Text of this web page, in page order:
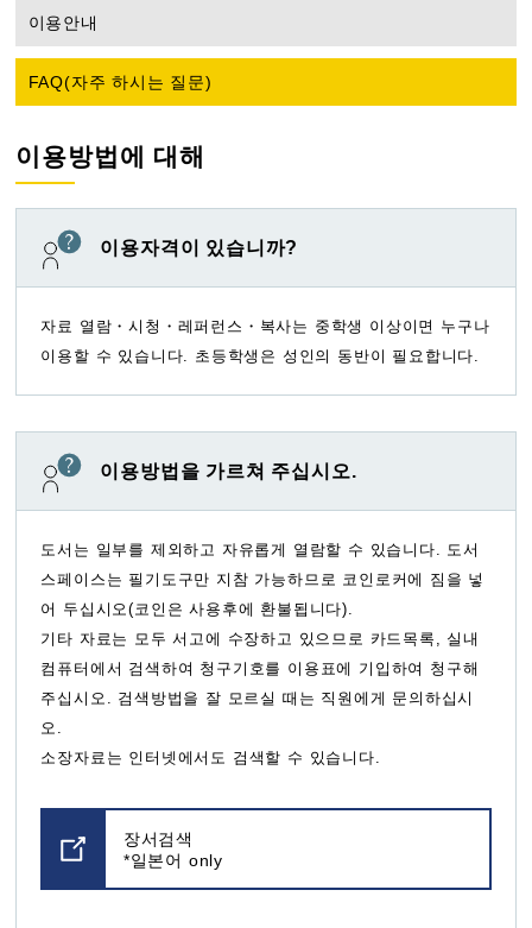
이용안내
FAQ(자주 하시는 질문)
이용방법에 대해
이용자격이 있습니까?
자료 열람・시청・레퍼런스・복사는 중학생 이상이면 누구나
이용할 수 있습니다. 초등학생은 성인의 동반이 필요합니다.
이용방법을 가르쳐 주십시오.
도서는 일부를 제외하고 자유롭게 열람할 수 있습니다. 도서
스페이스는 필기도구만 지참 가능하므로 코인로커에 짐을 넣
어 두십시오(코인은 사용후에 환불됩니다).
기타 자료는 모두 서고에 수장하고 있으므로 카드목록, 실내
컴퓨터에서 검색하여 청구기호를 이용표에 기입하여 청구해
주십시오. 검색방법을 잘 모르실 때는 직원에게 문의하십시
오.
소장자료는 인터넷에서도 검색할 수 있습니다.
장서검색
*일본어 only